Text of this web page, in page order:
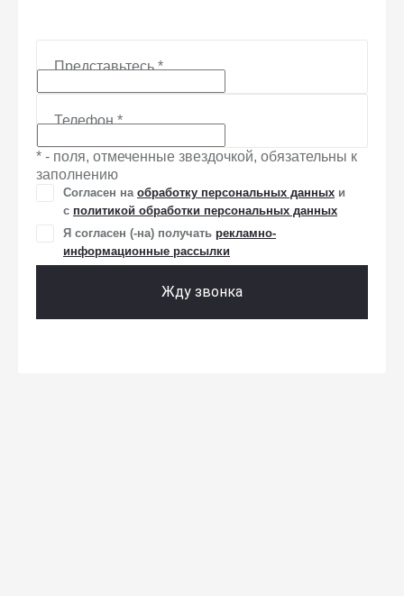
Представьтесь*
Телефон*
* - поля, отмеченные звездочкой, обязательны к
заполнению
Согласен на обработку персональных данных
c политикой обработки персональных данных
Я согласен (-на) получать рекламно-
информационные рассылки
Жду звонка